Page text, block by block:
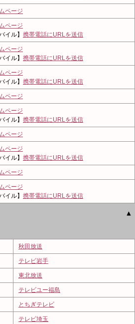
ページ
ページ
イル】 携帯電話にURLを送信
ページ
イル】 携帯電話にURLを送信
ページ
イル】 携帯電話にURLを送信
ページ
ページ
イル】 携帯電話にURLを送信
ページ
ページ
イル】 携帯電話にURLを送信
ページ
ページ
イル】 携帯電話にURLを送信
秋田放送
テレビ岩手
東北放送
テレビユー福島
とちぎテレビ
テレビ埼玉